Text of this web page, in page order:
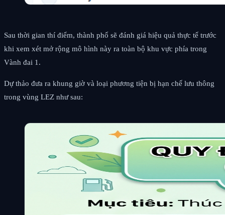
Sau thời gian thí điểm, thành phố sẽ đánh giá hiệu quả thực tế trước
khi xem xét mở rộng mô hình này ra toàn bộ khu vực phía trong
Vành đai 1.
Dự thảo đưa ra khung giờ và loại phương tiện bị hạn chế lưu thông
trong vùng LEZ như sau: